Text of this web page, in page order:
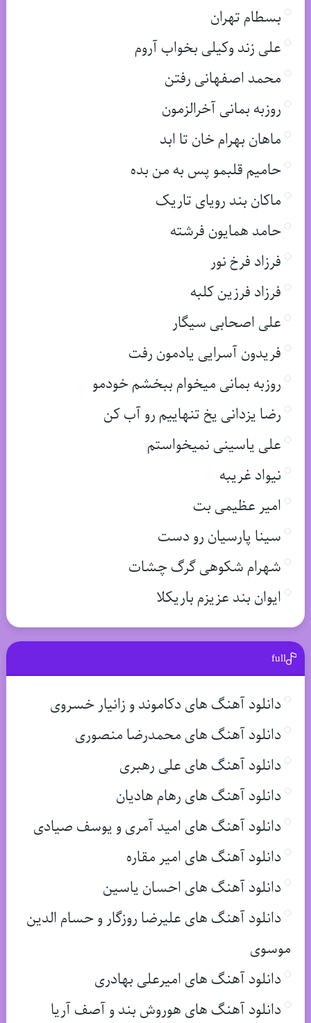
بسطام تهران
علی زند وکیلی بخواب آروم
محمد اصفهانی رفتن
روزبه بمانی آخرالزمون
ماهان بهرام خان تا ابد
حامیم قلبمو پس به من بده
ماکان بند رویای تاریک
حامد همایون فرشته
فرزاد فرخ نور
فرزاد فرزین کلبه
علی اصحابی سیگار
فریدون آسرایی یادمون رفت
روزبه بمانی میخوام ببخشم خودمو
رضا یزدانی یخ تنهاییم رو آب کن
علی یاسینی نمیخواستم
نیواد غریبه
امیر عظیمی بت
سینا پارسیان رو دست
شهرام شکوهی گرگ چشات
ایوان بند عزیزم باریکلا
full
دانلود آهنگ های دکاموند و زانیار خسروی
دانلود آهنگ های محمدرضا منصوری
دانلود آهنگ های علی رهبری
دانلود آهنگ های رهام هادیان
دانلود آهنگ های امید آمری و یوسف صیادی
دانلود آهنگ های امیر مقاره
دانلود آهنگ های احسان یاسین
دانلود آهنگ های علیرضا روزگار و حسام الدین
موسوی
دانلود آهنگ های امیرعلی بهادری
دانلود آهنگ های هوروش بند و آصف آریا